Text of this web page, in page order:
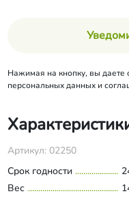
Нажимая на кнопку, вы даете
персональных данных и
Артикул: 02250
Срок годности
Вес